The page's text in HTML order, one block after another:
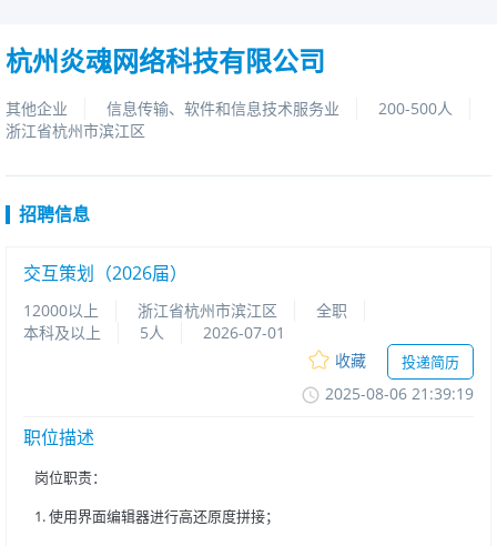
杭州炎魂网络科技有限公司
其他企业 信息传输、软件和信息技术服务业
200-500人
浙江省杭州市滨江区
招聘信息
交互策划（2026届）
12000以上 浙江省杭州市滨江区
全职
本科及以上
5人
2026-07-01
收藏
投递简历
2025-08-0621:39:19
职位描述
岗位职责：
1.使用界面编辑器进行高还原度拼接；